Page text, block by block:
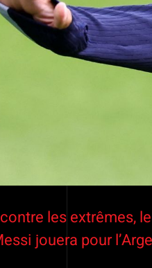
les extrêmes,
jouera pour